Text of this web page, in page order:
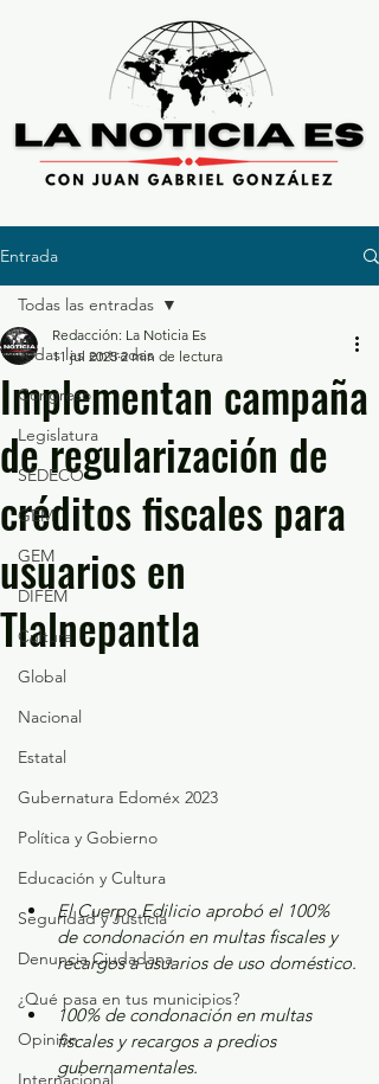
Entrada
Todas las entradas
Congreso
Legislatura
SEDECO
GEM
GEM
DIFEM
Cultura
Global
Nacional
Estatal
Gubernatura Edoméx 2023
Política y Gobierno
Educación y Cultura
Seguridad y Justicia
Denuncia Ciudadana
¿Qué pasa en tus municipios?
Opinión
Internacional
Todas las entradas
Implementan campaña
de regularización de
créditos fiscales para
usuarios en
Tlalnepantla
Redacción: La Noticia Es
11 jul 2025 2 min de lectura
El Cuerpo Edilicio aprobó el 100%
de condonación en multas fiscales y
recargos a usuarios de uso doméstico.
100% de condonación en multas
fiscales y recargos a predios
gubernamentales.